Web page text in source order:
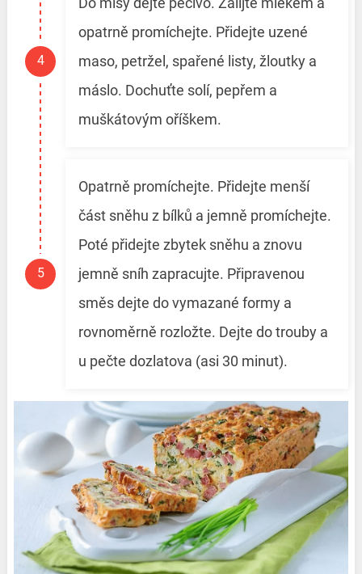
opatrně promíchejte. Přidejte uzené
maso, petržel, spařené listy, žloutky a
máslo. Dochuťte solí, pepřem a
muškátovým oříškem.
Opatrně promíchejte. Přidejte menší
část sněhu z bílků a jemně promíchejte.
Poté přidejte zbytek sněhu a znovu
jemně sníh zapracujte. Připravenou
směs dejte do vymazané formy a
rovnoměrně rozložte. Dejte do trouby a
u pečte dozlatova (asi 30 minut).